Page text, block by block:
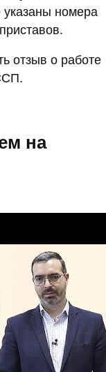
номера
отзыв о работе
на